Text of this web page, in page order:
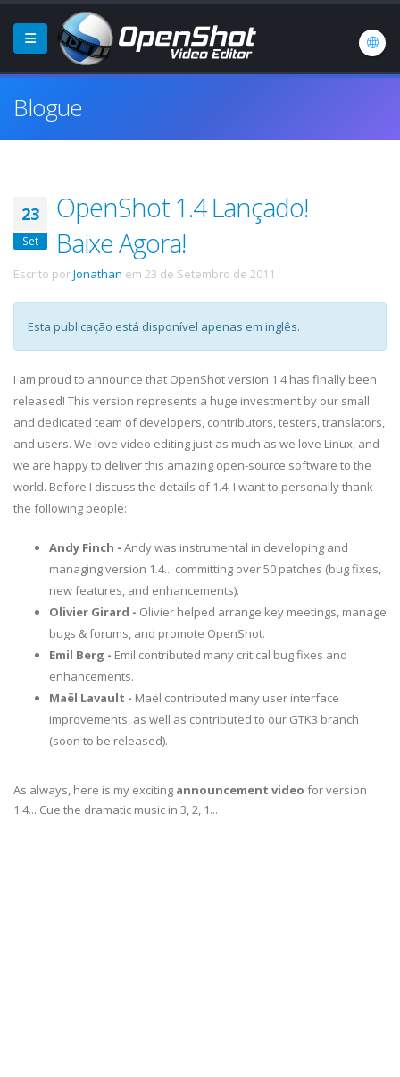
Blogue
23
Set
OpenShot 1.4 Lançado!
Baixe Agora!
Escrito porJonathan em 23 de Setembro de 2011 .
Esta publicação está disponível apenas em inglês.
I am proud to announce that OpenShot version 1.4 has finally been
released! This version represents a huge investment by our small
and dedicated team of developers, contributors, testers, translators,
and users. We love video editing just as much as we love Linux, and
we are happy to deliver this amazing open-source software to the
world. Before I discuss the details of 1.4, I want to personally thank
the following people:
Andy Finch - Andy was instrumental in developing and
managing version 1.4... committing over 50 patches (bug fixes,
new features, and enhancements).
Olivier Girard - Olivier helped arrange key meetings, manage
bugs & forums, and promote OpenShot.
Emil Berg - Emil contributed many critical bug fixes and
enhancements.
Maël Lavault - Maël contributed many user interface
improvements, as well as contributed to our GTK3 branch
(soon to be released).
As always, here is my exciting announcement video for version
1.4... Cue the dramatic music in 3, 2, 1...